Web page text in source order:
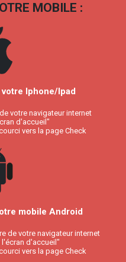
MOBILE :
Iphone/Ipad
votre navigateur internet
d'accueil"
vers la page Check
mobile Android
de votre navigateur internet
d'accueil"
vers la page Check